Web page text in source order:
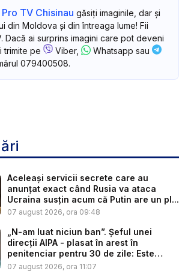
Pro TV Chisinau găsiți imaginile, dar și
din Moldova și din întreaga lume! Fii
Dacă ai surprins imagini care pot deveni
trimite pe
Viber,
Whatsapp sau
079400508.
Aceleași servicii secrete care au
anunțat exact când Rusia va ataca
Ucraina susțin acum că Putin are un pl...
07 august 2026, ora 09:48
„N-am luat niciun ban”. Șeful unei
direcții AIPA - plasat în arest în
penitenciar pentru 30 de zile: Este
cerc...
07 august 2026, ora 11:07